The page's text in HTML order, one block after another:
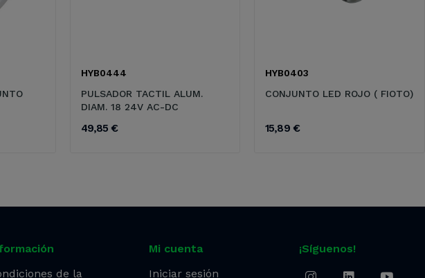
HYB0444
PULSADOR TACTIL ALUM.
DIAM. 18 24V AC-DC
49,85 €
HYB0403
CONJUNTO LED ROJO ( FIOTO)
15,89 €
de la
Mi cuenta
Iniciar sesión
¡Síguenos!